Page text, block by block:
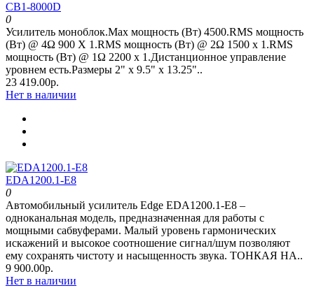
CB1-8000D
0
Усилитель моноблок.Max мощность (Вт) 4500.RMS мощность
(Вт) @ 4Ω 900 Х 1.RMS мощность (Вт) @ 2Ω 1500 х 1.RMS
мощность (Вт) @ 1Ω 2200 х 1.Дистанционное управление
уровнем есть.Размеры 2" x 9.5" х 13.25"..
23 419.00р.
Нет в наличии
EDA1200.1-E8
0
Автомобильный усилитель Edge EDA1200.1-E8 –
одноканальная модель, предназначенная для работы с
мощными сабвуферами. Малый уровень гармонических
искажений и высокое соотношение сигнал/шум позволяют
ему сохранять чистоту и насыщенность звука. ТОНКАЯ НА..
9 900.00р.
Нет в наличии